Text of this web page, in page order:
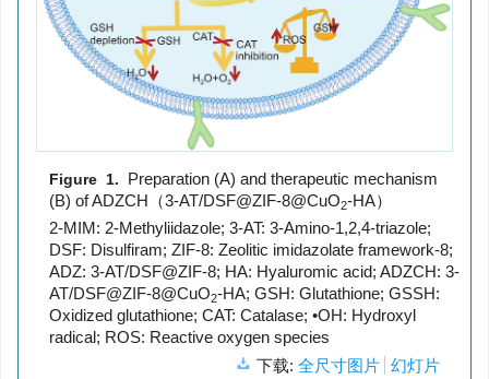
Figure 1.
Preparation (A) and therapeutic mechanism
(B) of ADZCH（3-AT/DSF@ZIF-8@CuO2-HA）
2-MIM: 2-Methyliidazole; 3-AT: 3-Amino-1,2,4-triazole;
DSF: Disulfiram; ZIF-8: Zeolitic imidazolate framework-8;
ADZ: 3-AT/DSF@ZIF-8; HA: Hyaluromic acid; ADZCH: 3-
AT/DSF@ZIF-8@CuO2-HA; GSH: Glutathione; GSSH:
Oxidized glutathione; CAT: Catalase; •OH: Hydroxyl
radical; ROS: Reactive oxygen species
下载: 全尺寸图片 幻灯片